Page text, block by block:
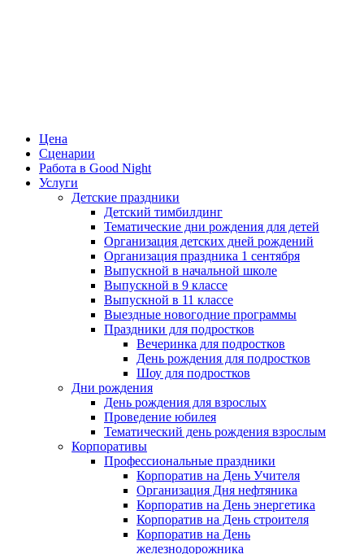
Цена
Сценарии
Работа в Good Night
Услуги
Детские праздники
Детский тимбилдинг
Тематические дни рождения для детей
Организация детских дней рождений
Организация праздника 1 сентября
Выпускной в начальной школе
Выпускной в 9 классе
Выпускной в 11 классе
Выездные новогодние программы
Праздники для подростков
Вечеринка для подростков
День рождения для подростков
Шоу для подростков
Дни рождения
День рождения для взрослых
Проведение юбилея
Тематический день рождения взрослым
Корпоративы
Профессиональные праздники
Корпоратив на День Учителя
Организация Дня нефтяника
Корпоратив на День энергетика
Корпоратив на День строителя
Корпоратив на День
железнодорожника